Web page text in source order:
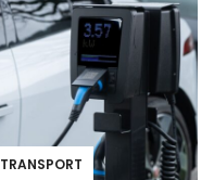
TRANSPORT